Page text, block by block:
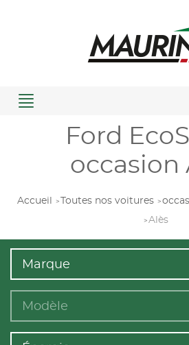
Menu
Ford
occasion
Accueil Toutes nos voitures
Alès
Marque
Modèle